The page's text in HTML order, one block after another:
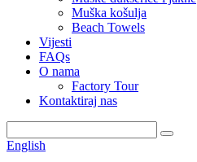
Muška košulja
Beach Towels
Vijesti
FAQs
O nama
Factory Tour
Kontaktiraj nas
English